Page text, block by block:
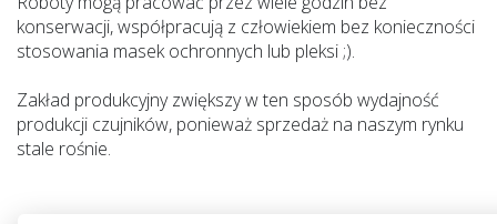
konserwacji, współpracują z człowiekiem bez konieczności
stosowania masek ochronnych lub pleksi ;).
Zakład produkcyjny zwiększy w ten sposób wydajność
produkcji czujników, ponieważ sprzedaż na naszym rynku
stale rośnie.